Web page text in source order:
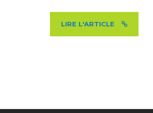
LIRE L'ARTICLE